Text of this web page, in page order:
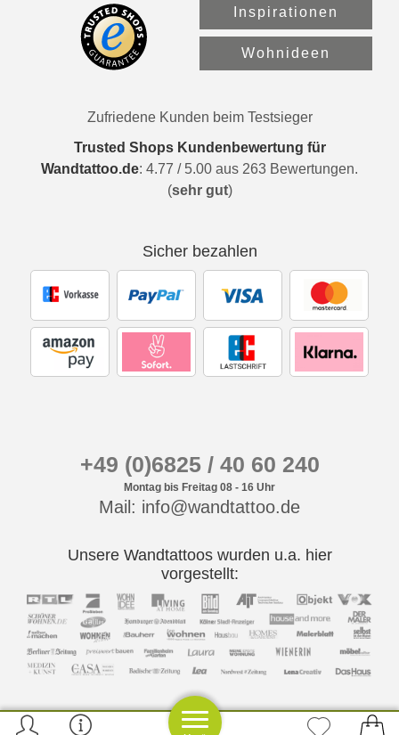
Inspirationen
Wohnideen
Zufriedene Kunden beim Testsieger
Trusted Shops Kundenbewertung für
Wandtattoo.de: 4.77 / 5.00 aus 263 Bewertungen.
(sehr gut)
Sicher bezahlen
+49 (0)6825 / 40 60 240
Montag bis Freitag 08 - 16 Uhr
Mail: info@wandtattoo.de
Unsere Wandtattoos wurden u.a. hier
vorgestellt: